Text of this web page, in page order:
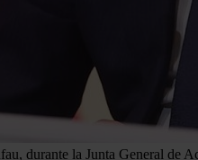
durante la Junta General de